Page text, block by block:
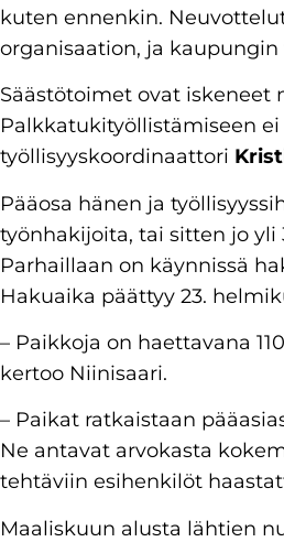
kuten ennenkin.
organisaation, ja
Säästötoimet ovat iskeneet
Palkkatukityöllistämiseen
työllisyyskoordinaattori
Pääosa hänen ja
työnhakijoita, tai sitten jo
Parhaillaan on käynnissä
Hakuaika päättyy 23.
– Paikkoja on haettavana
kertoo Niinisaari.
– Paikat ratkaistaan
Ne antavat arvokasta
tehtäviin esihenkilöt
Maaliskuun alusta lähtien